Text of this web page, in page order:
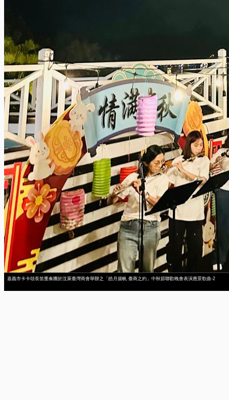
嘉義市卡卡頌長笛重奏團於汶萊臺灣商會舉辦之「皓月揚帆 臺商之約」中秋節聯歡晚會表演應景歌曲-2